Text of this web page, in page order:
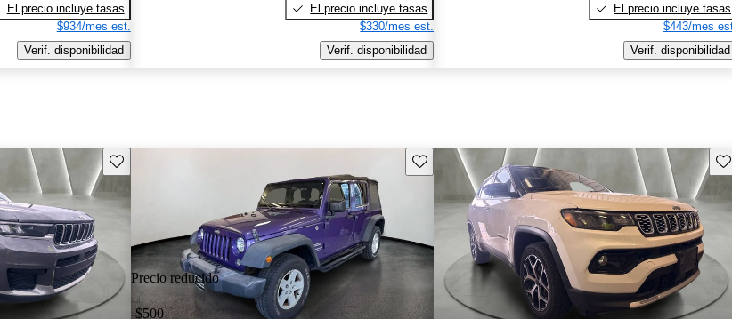
El precio incluye tasas
$934/mes est.
Verif. disponibilidad
El precio incluye tasas
$330/mes est.
Verif. disponibilidad
El precio incluye tasas
$443/mes
Verif. disponibilidad
Guarda este Aviso
Precio reducido
-$500
Guarda este Aviso